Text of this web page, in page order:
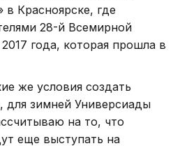
в Красноярске, где
28-й Всемирной
года, которая прошла в
же условия создать
для зимней Универсиады
на то, что
еще выступать на